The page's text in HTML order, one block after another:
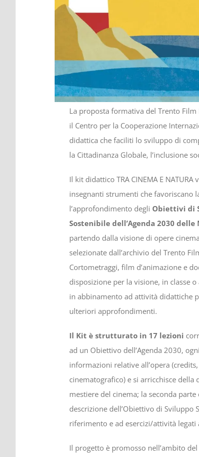
La proposta formativa del Trento Film
il Centro per la Cooperazione
didattica che faciliti lo sviluppo di
la Cittadinanza Globale, l’inclusione
Il kit didattico TRA CINEMA E
insegnanti strumenti che favoriscano
l’approfondimento degli Obiettivi di
Sostenibile dell’Agenda 2030
partendo dalla visione di opere
selezionate dall’archivio del Trento
Cortometraggi, film d’animazione e
disposizione per la visione, in classe
in abbinamento ad attività didattiche
ulteriori approfondimenti.
Il Kit è strutturato in 17 lezioni
ad un Obiettivo dell’Agenda 2030,
informazioni relative all’opera
cinematografico) e si arricchisce della
mestiere del cinema; la seconda parte
descrizione dell’Obiettivo di Sviluppo
riferimento e ad esercizi/attività legati
Il progetto è promosso nell’ambito del